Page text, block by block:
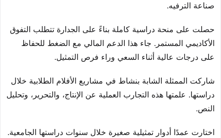
صناعة الترفيه.
حصلت على منحة دراسية كاملة بناءً على الجدارة تتطلب التفوق
الأكاديمي المستمر. جاء هذا الدعم المالي مع الضغط للحفاظ
على درجات عالية أثناء السعي وراء فرص التمثيل.
شاركت الممثلة الشابة بنشاط في مشاريع الأفلام الطلابية خلال
دراستها. علمتها هذه التجارب العملية عن الإنتاج، والتحرير، وتحليل
النص.
اختارت عمدًا أدوار تمثيلية صغيرة خلال سنوات دراستها الجامعية.